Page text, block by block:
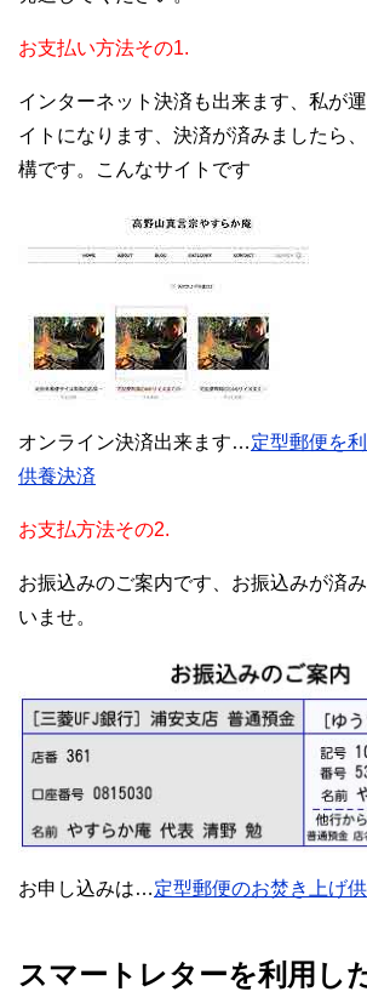
お支払い方法その1.
インターネット決済も出来ます、私が
イトになります、決済が済みましたら
構です。こんなサイトです
オンライン決済出来ます…定型郵便を
供養決済
お支払方法その2.
お振込みのご案内です、お振込みが済
いませ。
お申し込みは…定型郵便のお焚き上げ
スマートレターを利用し